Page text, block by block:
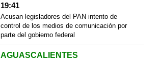
19:41
Acusan legisladores del PAN intento de
control de los medios de comunicación por
parte del gobierno federal
AGUASCALIENTES